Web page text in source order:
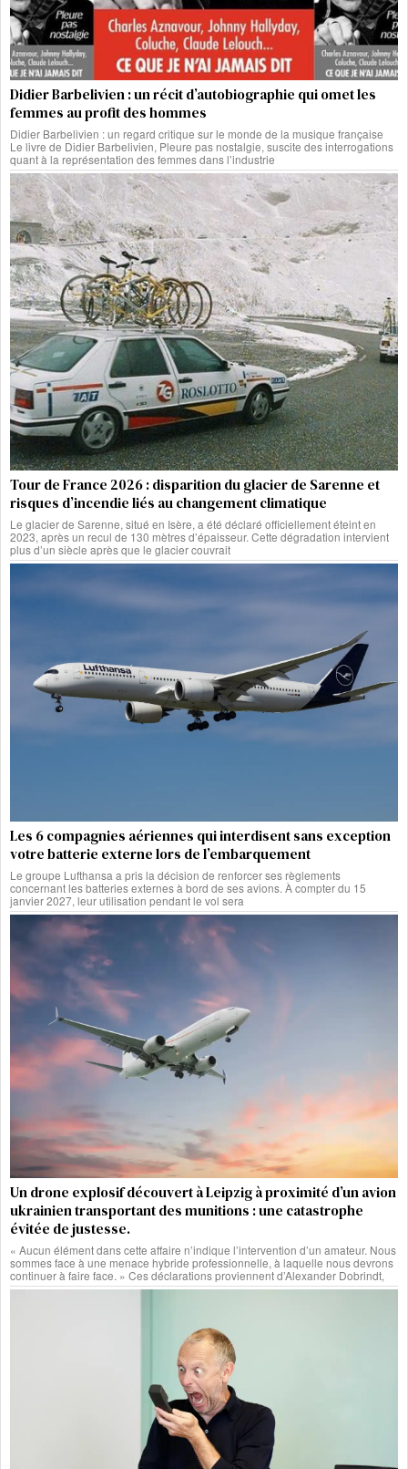
Didier Barbelivien : un récit d’autobiographie qui omet les
femmes au profit des hommes
Didier Barbelivien : un regard critique sur le monde de la musique française
Le livre de Didier Barbelivien, Pleure pas nostalgie, suscite des interrogations
quant à la représentation des femmes dans l’industrie
Tour de France 2026 : disparition du glacier de Sarenne et
risques d’incendie liés au changement climatique
Le glacier de Sarenne, situé en Isère, a été déclaré officiellement éteint en
2023, après un recul de 130 mètres d’épaisseur. Cette dégradation intervient
plus d’un siècle après que le glacier couvrait
Les 6 compagnies aériennes qui interdisent sans exception
votre batterie externe lors de l’embarquement
Le groupe Lufthansa a pris la décision de renforcer ses règlements
concernant les batteries externes à bord de ses avions. À compter du 15
janvier 2027, leur utilisation pendant le vol sera
Un drone explosif découvert à Leipzig à proximité d’un avion
ukrainien transportant des munitions : une catastrophe
évitée de justesse.
« Aucun élément dans cette affaire n’indique l’intervention d’un amateur. Nous
sommes face à une menace hybride professionnelle, à laquelle nous devrons
continuer à faire face. » Ces déclarations proviennent d’Alexander Dobrindt,